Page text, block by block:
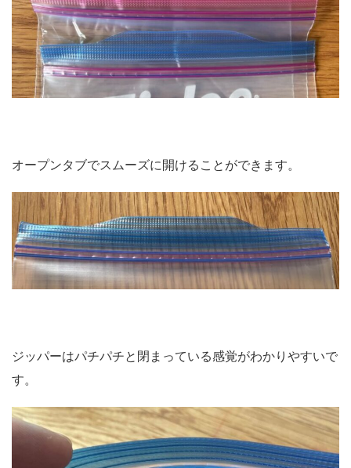
オープンタブでスムーズに開けることができます。
ジッパーはパチパチと閉まっている感覚がわかりやすいで
す。